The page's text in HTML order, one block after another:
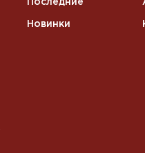
Последние
Новинки